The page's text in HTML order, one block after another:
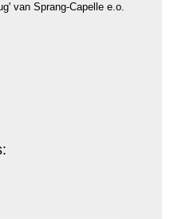
van Sprang-Capelle e.o.